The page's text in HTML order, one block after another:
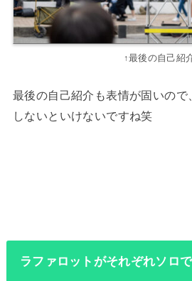
↑最後の自己紹
最後の自己紹介も表情が固いので
しないといけないですね笑
ラファロットがそれぞれソロ